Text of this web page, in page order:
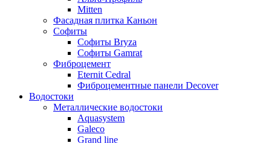
Mitten
Фасадная плитка Каньон
Софиты
Софиты Bryza
Софиты Gamrat
Фиброцемент
Eternit Cedral
Фиброцементные панели Decover
Водостоки
Металлические водостоки
Aquasystem
Galeco
Grand line